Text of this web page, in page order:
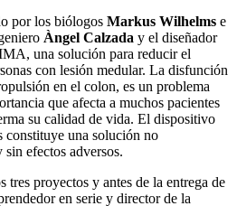
por los biólogos Markus Wilhelms e
Àngel Calzada y el diseñador
una solución para reducir el
con lesión medular. La disfunción
en el colon, es un problema
que afecta a muchos pacientes
su calidad de vida. El dispositivo
constituye una solución no
efectos adversos.
tres proyectos y antes de la entrega de
en serie y director de la